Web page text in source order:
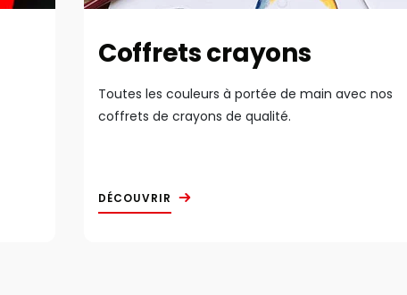
Coffrets crayons
Toutes les couleurs à portée de main avec nos
coffrets de crayons de qualité.
DÉCOUVRIR